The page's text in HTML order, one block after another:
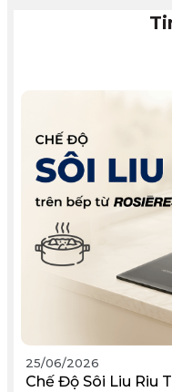
25/06/2026
Chế Độ Sôi Liu Riu